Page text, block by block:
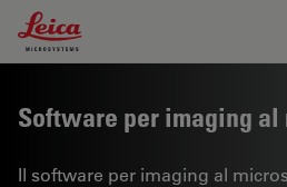
Leica Microsystems Logo
Software per imaging
Il software per imaging al